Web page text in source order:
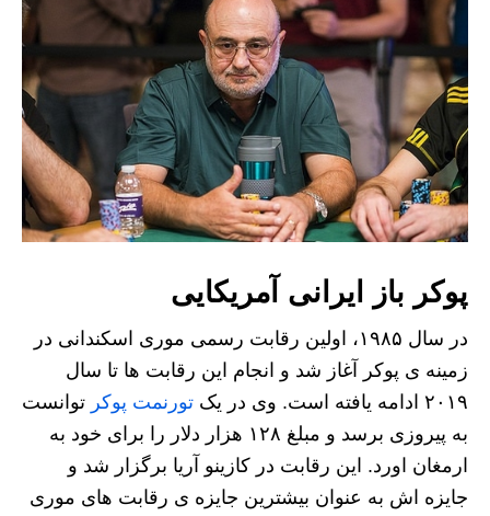
پوکر باز ایرانی آمریکایی
در سال ۱۹۸۵، اولین رقابت رسمی موری اسکندانی در
زمینه ی پوکر آغاز شد و انجام این رقابت ها تا سال
۲۰۱۹ ادامه یافته است. وی در یک
تورنمت پوکر توانست
به پیروزی برسد و مبلغ ۱۲۸ هزار دلار را برای خود به
ارمغان اورد. این رقابت در کازینو آریا برگزار شد و
جایزه اش به عنوان بیشترین جایزه ی رقابت های موری